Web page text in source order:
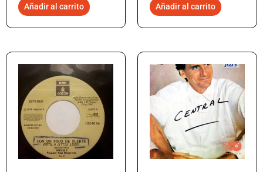
Añadir al carrito Añadir al carrito